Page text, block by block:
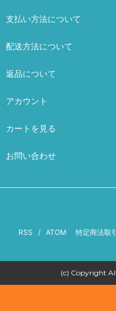
支払い方法について
配送方法について
返品について
アカウント
カートを見る
お問い合わせ
RSS / ATOM 特定商法取
(c) Copyright